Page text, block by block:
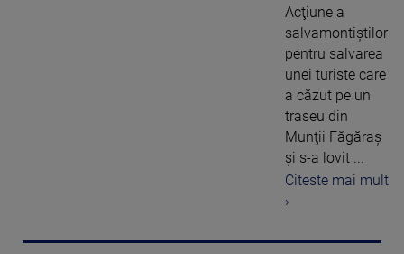
Acţiune a
salvamontiştilor
pentru salvarea
unei turiste care
a căzut pe un
traseu din
Munţii Făgăraş
şi s-a lovit ...
Citeste mai mult
›